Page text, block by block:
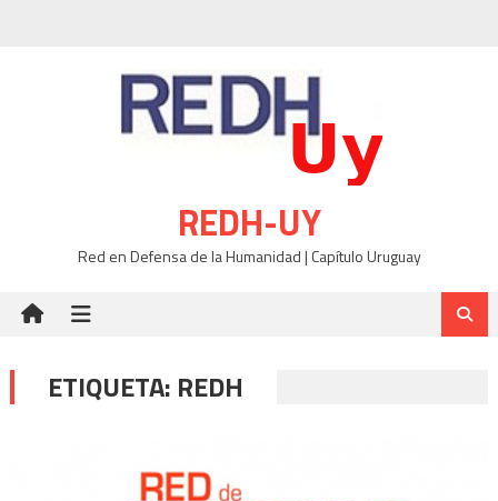
REDH-UY
Red en Defensa de la Humanidad | Capítulo Uruguay
ETIQUETA: REDH